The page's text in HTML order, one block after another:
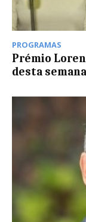
PROGRAMAS
Prémio
desta semana